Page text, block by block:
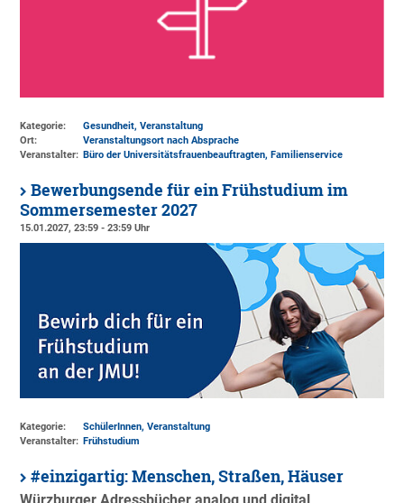
Kategorie:
Gesundheit, Veranstaltung
Ort:
Veranstaltungsort nach Absprache
Veranstalter: Büro der Universitätsfrauenbeauftragten, Familienservice
Bewerbungsende für ein Frühstudium im
Sommersemester 2027
15.01.2027, 23:59 - 23:59 Uhr
Kategorie:
SchülerInnen, Veranstaltung
Veranstalter: Frühstudium
#einzigartig: Menschen, Straßen, Häuser